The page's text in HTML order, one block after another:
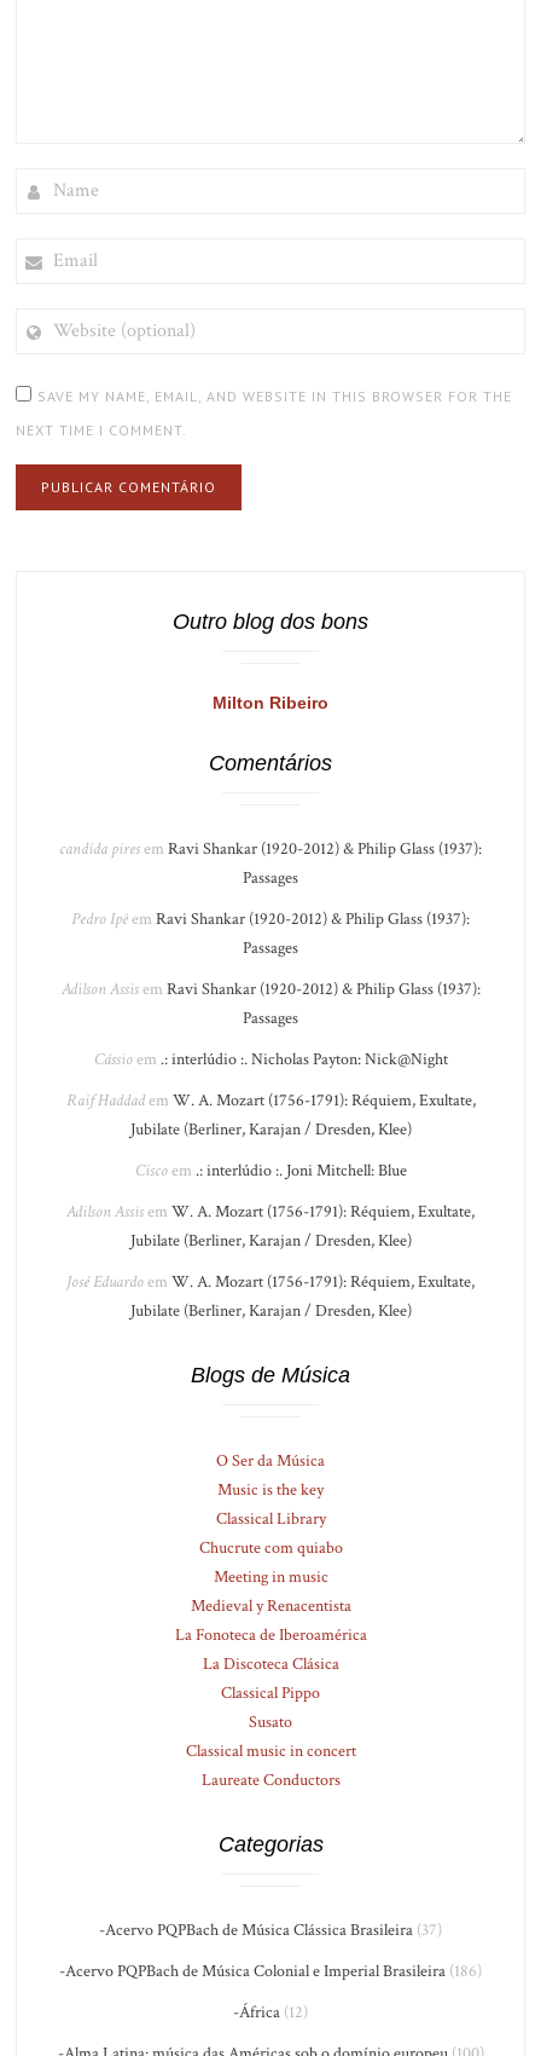
(OPTIONAL)
SAVE MY NAME, EMAIL, AND WEBSITE IN THIS BROWSER FOR THE
NEXT TIME I COMMENT.
Outro blog dos bons
Milton Ribeiro
Comentários
candida piresem Ravi Shankar (1920-2012) & Philip Glass (1937):
Passages
Pedro Ipêem Ravi Shankar (1920-2012) & Philip Glass (1937):
Passages
Adilson Assisem Ravi Shankar (1920-2012) & Philip Glass (1937):
Passages
Cássioem .: interlúdio :. Nicholas Payton: Nick@Night
Raif Haddadem W. A. Mozart (1756-1791): Réquiem, Exultate,
Jubilate (Berliner, Karajan / Dresden, Klee)
Ciscoem .: interlúdio :. Joni Mitchell: Blue
Adilson Assisem W. A. Mozart (1756-1791): Réquiem, Exultate,
Jubilate (Berliner, Karajan / Dresden, Klee)
José Eduardoem W. A. Mozart (1756-1791): Réquiem, Exultate,
Jubilate (Berliner, Karajan / Dresden, Klee)
Blogs de Música
O Ser da Música
Music is the key
Classical Library
Chucrute com quiabo
Meeting in music
Medieval y Renacentista
La Fonoteca de Iberoamérica
La Discoteca Clásica
Classical Pippo
Susato
Classical music in concert
Laureate Conductors
Categorias
-Acervo PQPBach de Música Clássica Brasileira (37)
-Acervo PQPBach de Música Colonial e Imperial Brasileira (186)
-África (12)